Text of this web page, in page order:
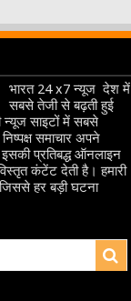
भारत 24 x7 न्यूज देश में
सबसे तेजी से बढ़ती हुई
न्यूज साइटों में सबसे
समाचार अपने
इसकी प्रतिबद्ध ऑनलाइन
कंटेंट देती है। हमारी
हर बड़ी घटना